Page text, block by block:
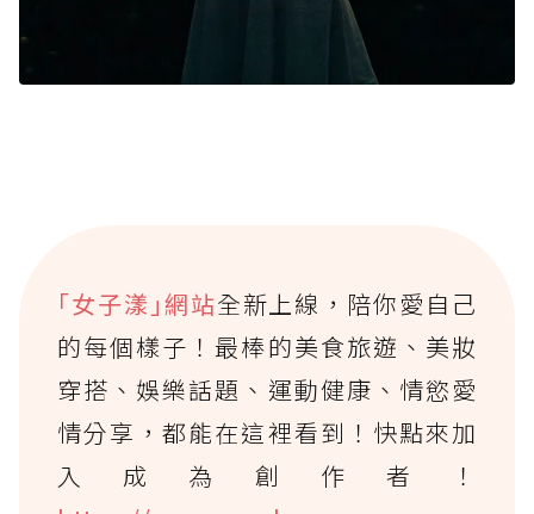
｢女子漾｣網站全新上線，陪你愛自己
的每個樣子！最棒的美食旅遊、美妝
穿搭、娛樂話題、運動健康、情慾愛
情分享，都能在這裡看到！快點來加
入成為創作者！